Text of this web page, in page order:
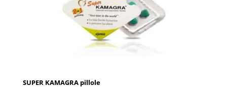
SUPER KAMAGRA pillole